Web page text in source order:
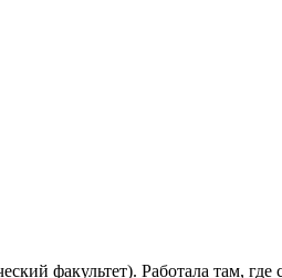
факультет). Работала там,